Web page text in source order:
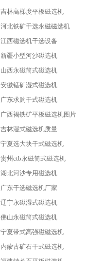
吉林高梯度平板磁选机
河北铁矿干选永磁磁选机
江西磁选机干选设备
新疆小型河沙磁选机
山西永磁筒式磁选机
安徽锰矿湿式磁选机
广东求购干式磁选机
广西褐铁矿平板磁选机图片
吉林湿式磁选机质量
宁夏选大块干式磁选机
贵州ctb永磁筒式磁选机
湖北河沙专用磁选机
广东干选磁选机厂家
辽宁永磁湿式磁选机
佛山永磁筒式磁选机
宁夏带式高强磁磁选机
内蒙古矿石干式磁选机